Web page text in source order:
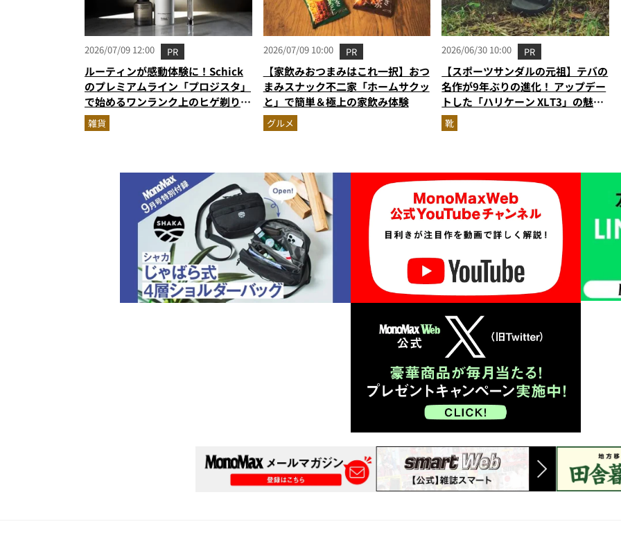
2026/07/09 12:00 PR
ルーティンが感動体験に！Schick
のプレミアムライン「プロジスタ」
で始めるワンランク上のヒゲ剃り習
慣
雑貨
2026/07/09 10:00 PR
【家飲みおつまみはこれ一択】おつ
まみスナック不二家「ホームサクッ
と」で簡単＆極上の家飲み体験
グルメ
2026/06/30 10:00 PR
【スポーツサンダルの元祖】テバの
名作が9年ぶりの進化！ アップデー
トした「ハリケーン XLT3」の魅力
を識者があらゆる角度から徹底解
説！
靴